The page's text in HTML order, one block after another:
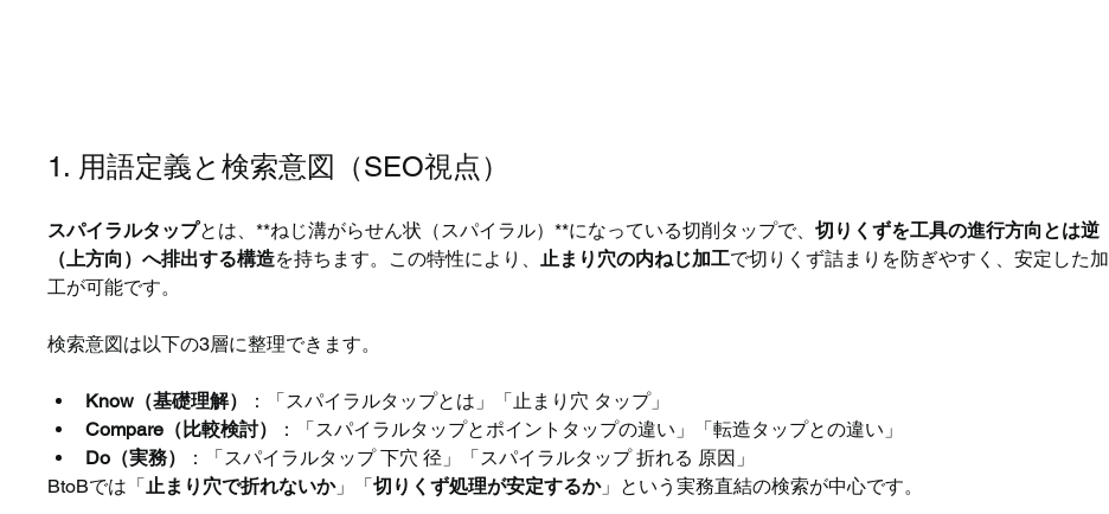
1. 用語定義と検索意図（SEO視点）
スパイラルタップとは、**ねじ溝がらせん状（スパイラル）**になっている切削タップで、切りくずを工具の進行方向とは逆
（上方向）へ排出する構造を持ちます。この特性により、止まり穴の内ねじ加工で切りくず詰まりを防ぎやすく、安定した加
工が可能です。
検索意図は以下の3層に整理できます。
Know（基礎理解）
：「スパイラルタップとは」「止まり穴 タップ」
Compare（比較検討）
：「スパイラルタップとポイントタップの違い」「転造タップとの違い」
Do（実務）
：「スパイラルタップ 下穴 径」「スパイラルタップ 折れる 原因」
BtoBでは「止まり穴で折れないか」「切りくず処理が安定するか」という実務直結の検索が中心です。